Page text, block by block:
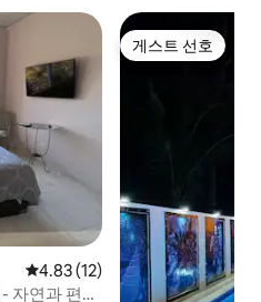
평점 4.83점(5점 만점), 후기 12
4.83 (12)
자연과 편안
게스트 선호
게스트 선호